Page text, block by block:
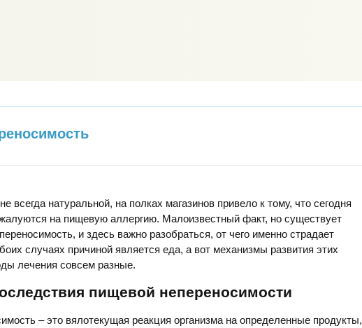
всегда натуральной, на полках магазинов привело к тому, что сегодня
на пищевую аллергию. Малоизвестный факт, но существует
и здесь важно разобраться, от чего именно страдает
случаях причиной является еда, а вот механизмы развития этих
лечения совсем разные.
пищевой непереносимости
– это вялотекущая реакция организма на определенные продукты,